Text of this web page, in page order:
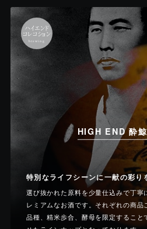
ハイエンド
コレコション
brewing
HIGH END 酔
特別なライフシーンに一献の彩り
選び抜かれた原料を少量仕込みで丁寧
レミアムなお酒です。それぞれの商品
品種、精米歩合、酵母を限定すること